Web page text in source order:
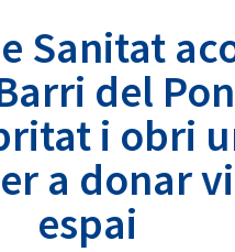
Sanitat
del
i obri
a donar
espai